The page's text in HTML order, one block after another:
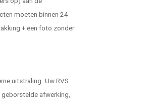
moeten binnen 24
+ een foto zonder
uitstraling. Uw RVS
afwerking,